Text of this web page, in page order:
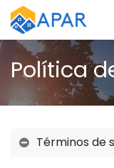
Ir al contenido
Política
Términos de